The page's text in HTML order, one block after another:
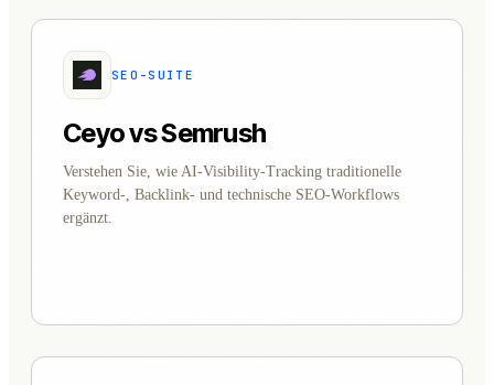
SEO-SUITE
Ceyo vs Semrush
Verstehen Sie, wie AI-Visibility-Tracking traditionelle
Keyword-, Backlink- und technische SEO-Workflows
ergänzt.